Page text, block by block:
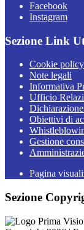
Facebook
Instagram
Sezione Link
Cookie policy
Note legali
Informativa
Ufficio
Obiettivi di
Gestione
Pagina
Sezione